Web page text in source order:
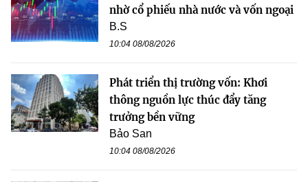
nhờ cổ phiếu nhà nước và vốn ngoại
B.S
10:04 08/08/2026
Phát triển thị trường vốn: Khơi
thông nguồn lực thúc đẩy tăng
trưởng bền vững
Bảo San
10:04 08/08/2026